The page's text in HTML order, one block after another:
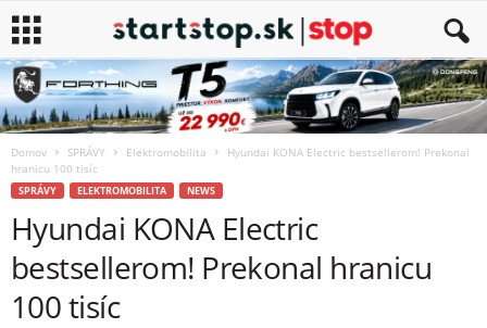
Domov SPRÁVY Elektromobilita
Hyundai KONA Electric bestsellerom! Prekonal
hranicu 100 tisíc
SPRÁVY ELEKTROMOBILITA NEWS
Hyundai KONA Electric
bestsellerom! Prekonal hranicu
100 tisíc